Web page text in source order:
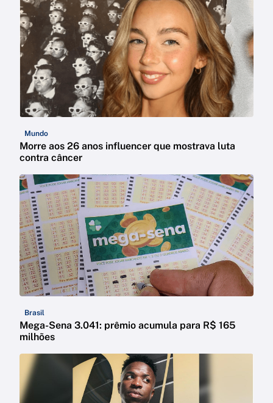
Mundo
Morre aos 26 anos influencer que mostrava luta
contra câncer
Brasil
Mega-Sena 3.041: prêmio acumula para R$ 165
milhões